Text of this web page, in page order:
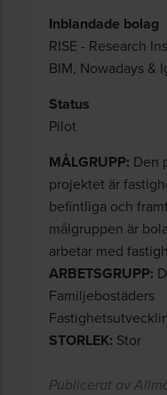
Inblandade bolag
RISE - Research
BIM, Nowadays &
Status
Pilot
MÅLGRUPP: Den
projektet är
befintliga och
målgruppen är
arbetar med
ARBETSGRUPP:
Familjebostäders
STORLEK: Stor
Publicerat av